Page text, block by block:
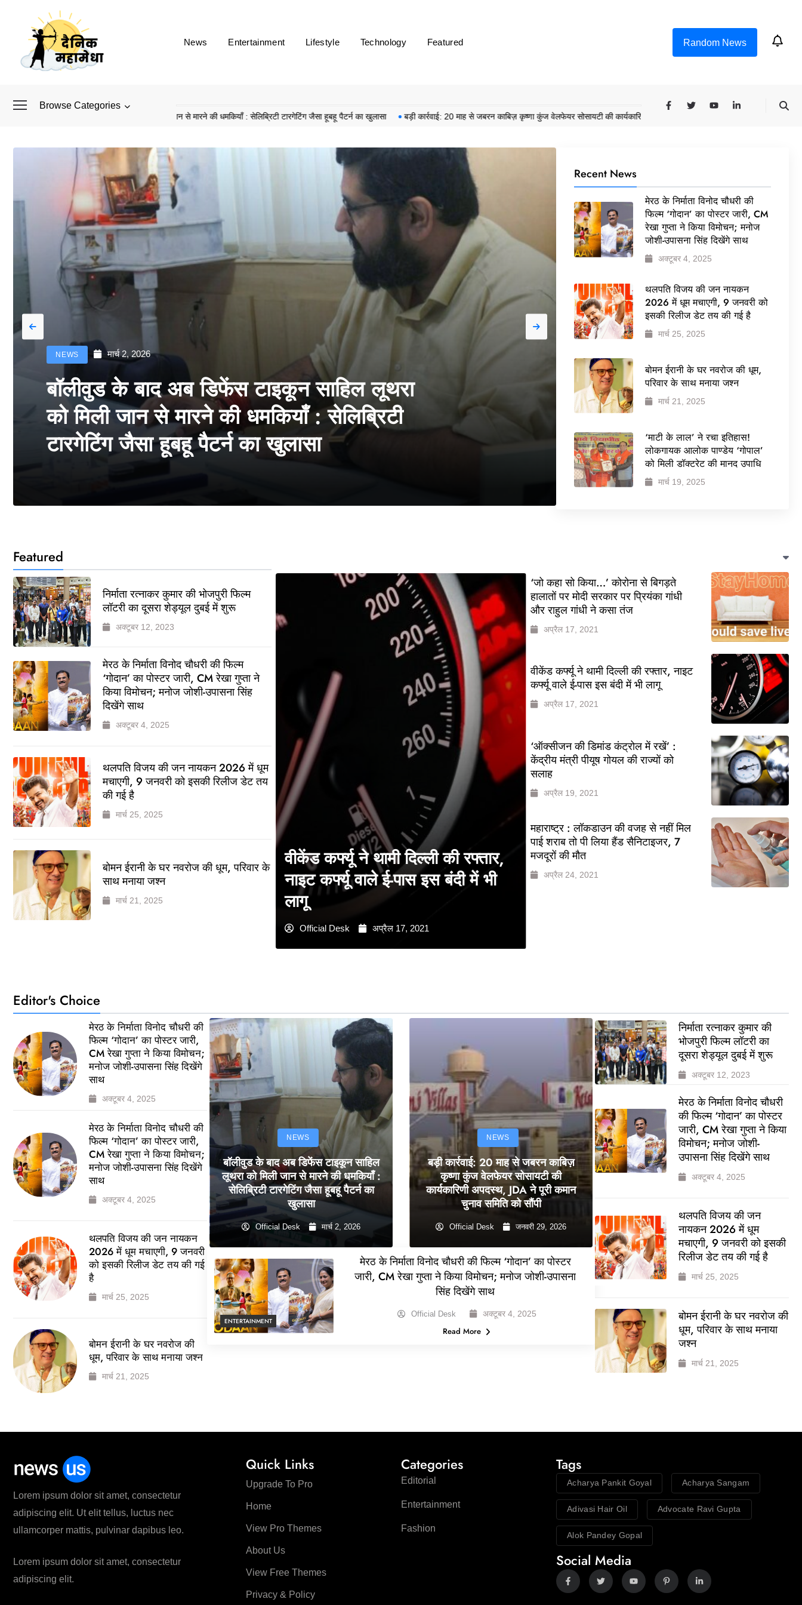
News Entertainment Lifestyle Technology Featured Random News
Browse Categories
अब डिफेंस टाइकून साहिल लूथरा को मिली जान से मारने की धमकियाँ : सेलिब्रिटी टारगेटिंग जैसा हूबहू पैटर्न का खुलासा बड़ी कार्रवाई: 20 माह से जबरन काबिज़ कृष्णा कुंज वेलफेयर सोसायटी की कार्यकारिणी अपदस्थ, JDA ने पूरी कमान चुनाव समिति को सौंपी
NEWS मार्च 2, 2026
बॉलीवुड के बाद अब डिफेंस टाइकून साहिल लूथरा
को मिली जान से मारने की धमकियाँ : सेलिब्रिटी
टारगेटिंग जैसा हूबहू पैटर्न का खुलासा
बड़ी कार्रवाई: 20 माह से
वेलफेयर सोसायटी की
ने पूरी कमान चुनाव समिति
Recent News
मेरठ के निर्माता विनोद चौधरी की
फिल्म ‘गोदान’ का पोस्टर जारी, CM
रेखा गुप्ता ने किया विमोचन; मनोज
जोशी-उपासना सिंह दिखेंगे साथ
अक्टूबर 4, 2025
थलपति विजय की जन नायकन
2026 में धूम मचाएगी, 9 जनवरी को
इसकी रिलीज डेट तय की गई है
मार्च 25, 2025
बोमन ईरानी के घर नवरोज की धूम,
परिवार के साथ मनाया जश्न
मार्च 21, 2025
‘माटी के लाल’ ने रचा इतिहास!
लोकगायक आलोक पाण्डेय ‘गोपाल’
को मिली डॉक्टरेट की मानद उपाधि
मार्च 19, 2025
Featured
निर्माता रत्नाकर कुमार की भोजपुरी फिल्म
लॉटरी का दूसरा शेड्यूल दुबई में शुरू
अक्टूबर 12, 2023
मेरठ के निर्माता विनोद चौधरी की फिल्म
‘गोदान’ का पोस्टर जारी, CM रेखा गुप्ता ने
किया विमोचन; मनोज जोशी-उपासना सिंह
दिखेंगे साथ
अक्टूबर 4, 2025
थलपति विजय की जन नायकन 2026 में धूम
मचाएगी, 9 जनवरी को इसकी रिलीज डेट तय
की गई है
मार्च 25, 2025
बोमन ईरानी के घर नवरोज की धूम, परिवार के
साथ मनाया जश्न
मार्च 21, 2025
वीकेंड कर्फ्यू ने थामी दिल्ली की रफ्तार,
नाइट कर्फ्यू वाले ई-पास इस बंदी में भी
लागू
Official Desk अप्रैल 17, 2021
‘जो कहा सो किया…’ कोरोना से बिगड़ते
हालातों पर मोदी सरकार पर प्रियंका गांधी
और राहुल गांधी ने कसा तंज
अप्रैल 17, 2021
वीकेंड कर्फ्यू ने थामी दिल्ली की रफ्तार, नाइट
कर्फ्यू वाले ई-पास इस बंदी में भी लागू
अप्रैल 17, 2021
‘ऑक्सीजन की डिमांड कंट्रोल में रखें’ :
केंद्रीय मंत्री पीयूष गोयल की राज्यों को
सलाह
अप्रैल 19, 2021
महाराष्ट्र : लॉकडाउन की वजह से नहीं मिल
पाई शराब तो पी लिया हैंड सैनिटाइजर, 7
मजदूरों की मौत
अप्रैल 24, 2021
Editor's Choice
मेरठ के निर्माता विनोद चौधरी की
फिल्म ‘गोदान’ का पोस्टर जारी,
CM रेखा गुप्ता ने किया विमोचन;
मनोज जोशी-उपासना सिंह दिखेंगे
साथ
अक्टूबर 4, 2025
मेरठ के निर्माता विनोद चौधरी की
फिल्म ‘गोदान’ का पोस्टर जारी,
CM रेखा गुप्ता ने किया विमोचन;
मनोज जोशी-उपासना सिंह दिखेंगे
साथ
अक्टूबर 4, 2025
थलपति विजय की जन नायकन
2026 में धूम मचाएगी, 9 जनवरी
को इसकी रिलीज डेट तय की गई
है
मार्च 25, 2025
बोमन ईरानी के घर नवरोज की
धूम, परिवार के साथ मनाया जश्न
मार्च 21, 2025
NEWS
बॉलीवुड के बाद अब डिफेंस टाइकून साहिल
लूथरा को मिली जान से मारने की धमकियाँ :
सेलिब्रिटी टारगेटिंग जैसा हूबहू पैटर्न का
खुलासा
Official Desk मार्च 2, 2026
NEWS
बड़ी कार्रवाई: 20 माह से जबरन काबिज़
कृष्णा कुंज वेलफेयर सोसायटी की
कार्यकारिणी अपदस्थ, JDA ने पूरी कमान
चुनाव समिति को सौंपी
Official Desk जनवरी 29, 2026
ENTERTAINMENT
मेरठ के निर्माता विनोद चौधरी की फिल्म ‘गोदान’ का पोस्टर
जारी, CM रेखा गुप्ता ने किया विमोचन; मनोज जोशी-उपासना
सिंह दिखेंगे साथ
Official Desk अक्टूबर 4, 2025
Read More
निर्माता रत्नाकर कुमार की
भोजपुरी फिल्म लॉटरी का
दूसरा शेड्यूल दुबई में शुरू
अक्टूबर 12, 2023
मेरठ के निर्माता विनोद चौधरी
की फिल्म ‘गोदान’ का पोस्टर
जारी, CM रेखा गुप्ता ने किया
विमोचन; मनोज जोशी-
उपासना सिंह दिखेंगे साथ
अक्टूबर 4, 2025
थलपति विजय की जन
नायकन 2026 में धूम
मचाएगी, 9 जनवरी को इसकी
रिलीज डेट तय की गई है
मार्च 25, 2025
बोमन ईरानी के घर नवरोज की
धूम, परिवार के साथ मनाया
जश्न
मार्च 21, 2025
Lorem ipsum dolor sit amet, consectetur
adipiscing elit. Ut elit tellus, luctus nec
ullamcorper mattis, pulvinar dapibus leo.
Lorem ipsum dolor sit amet, consectetur
adipiscing elit.
Quick Links
Upgrade To Pro
Home
View Pro Themes
About Us
View Free Themes
Privacy & Policy
Categories
Editorial
Entertainment
Fashion
Tags
Acharya Pankit Goyal Acharya Sangam
Adivasi Hair Oil Advocate Ravi Gupta
Alok Pandey Gopal
Social Media